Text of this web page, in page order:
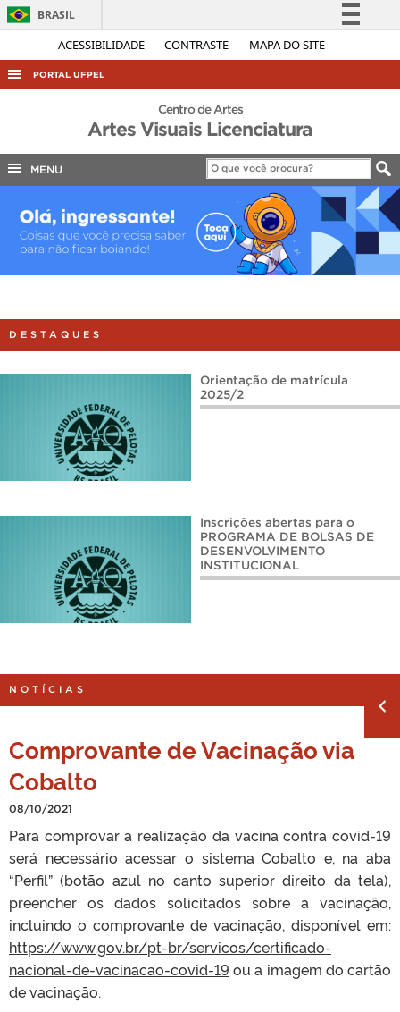
ACESSIBILIDADE CONTRASTE MAPA DO SITE
BRASIL
Simplifique!
Acesso à informação
Legislação
Canais
PORTAL UFPEL
COBALTO
EDITAIS
PORTARIAS
Centro de Artes
Artes Visuais Licenciatura
MENU
DESTAQUES
Orientação de matrícula
2025/2
Inscrições abertas para o
PROGRAMA DE BOLSAS DE
DESENVOLVIMENTO
INSTITUCIONAL
NOTÍCIAS
Comprovante de Vacinação via
Cobalto
08/10/2021
Para comprovar a realização da vacina contra covid-19
será necessário acessar o sistema Cobalto e, na aba
“Perfil” (botão azul no canto superior direito da tela),
preencher os dados solicitados sobre a vacinação,
incluindo o comprovante de vacinação, disponível em:
https://www.gov.br/pt-br/servicos/certificado-
nacional-de-vacinacao-covid-19 ou a imagem do cartão
de vacinação.